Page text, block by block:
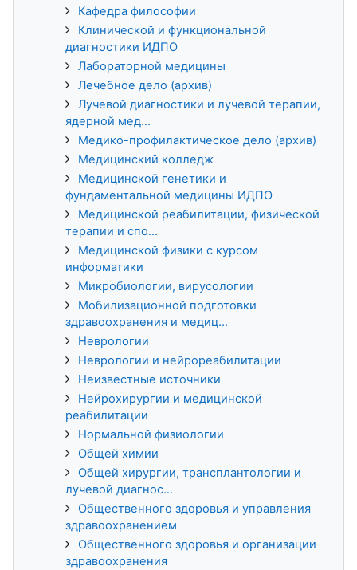
Кафедра философии
Клинической и функциональной
диагностики ИДПО
Лабораторной медицины
Лечебное дело (архив)
Лучевой диагностики и лучевой терапии,
ядерной мед...
Медико-профилактическое дело (архив)
Медицинский колледж
Медицинской генетики и
фундаментальной медицины ИДПО
Медицинской реабилитации, физической
терапии и спо...
Медицинской физики с курсом
информатики
Микробиологии, вирусологии
Мобилизационной подготовки
здравоохранения и медиц...
Неврологии
Неврологии и нейрореабилитации
Неизвестные источники
Нейрохирургии и медицинской
реабилитации
Нормальной физиологии
Общей химии
Общей хирургии, трансплантологии и
лучевой диагнос...
Общественного здоровья и управления
здравоохранением
Общественного здоровья и организации
здравоохранения